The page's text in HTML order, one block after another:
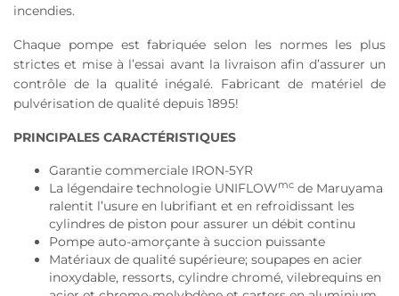
incendies.
Chaque pompe est fabriquée selon les normes les plus
strictes et mise à l’essai avant la livraison afin d’assurer un
contrôle de la qualité inégalé. Fabricant de matériel de
pulvérisation de qualité depuis 1895!
PRINCIPALES CARACTÉRISTIQUES
Garantie commerciale IRON-5YR
La légendaire technologie UNIFLOWmc de Maruyama
ralentit l’usure en lubrifiant et en refroidissant les
cylindres de piston pour assurer un débit continu
Pompe auto-amorçante à succion puissante
Matériaux de qualité supérieure; soupapes en acier
inoxydable, ressorts, cylindre chromé, vilebrequins en